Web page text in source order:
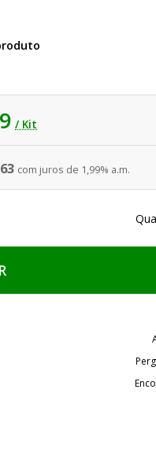
/ Kit
com juros de 1,99% a.m.